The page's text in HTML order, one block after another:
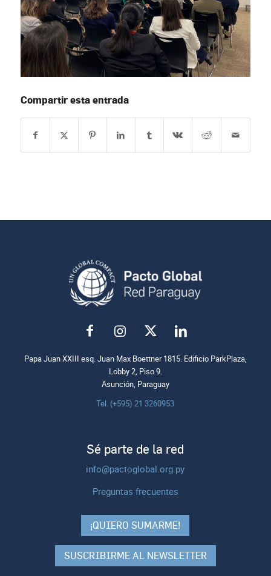
Compartir esta entrada
Papa Juan XXIII esq. Juan Max Boettner 1815. Edificio ParkPlaza,
Lobby 2, Piso 9.
Asunción, Paraguay
Tel. (+595) 21 3260953
Sé parte de la red
info@pactoglobal.org.py
Preguntas frecuentes
¡QUIERO SUMARME!
SUSCRIBIRME AL NEWSLETTER